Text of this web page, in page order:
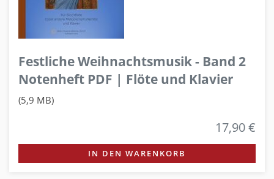
Festliche Weihnachtsmusik - Band 2
Notenheft PDF | Flöte und Klavier
(5,9 MB)
17,90 €
IN DEN WARENKORB